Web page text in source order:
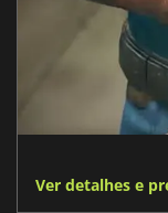
Ver detalhes e